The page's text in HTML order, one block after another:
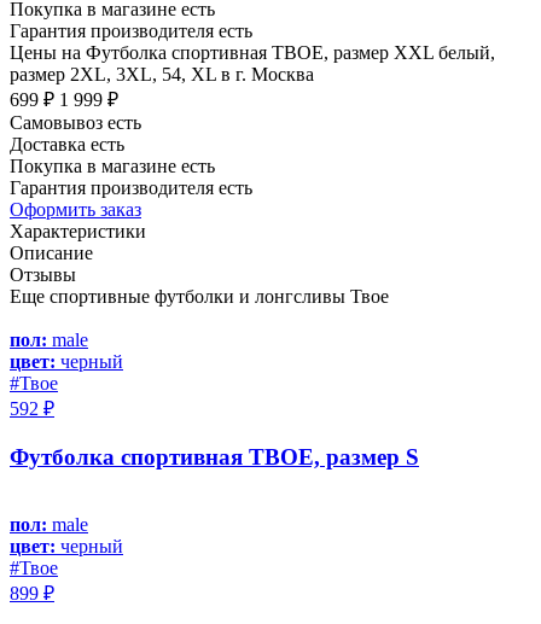
Покупка в магазине есть
Гарантия производителя есть
Цены на Футболка спортивная ТВОЕ, размер XXL белый,
размер 2XL, 3XL, 54, XL в г. Москва
699 ₽ 1 999 ₽
Самовывоз есть
Доставка есть
Покупка в магазине есть
Гарантия производителя есть
Оформить заказ
Характеристики
Описание
Отзывы
Еще спортивные футболки и лонгсливы Твое
пол: male
цвет: черный
#Твое
592 ₽
Футболка спортивная ТВОЕ, размер S
пол: male
цвет: черный
#Твое
899 ₽